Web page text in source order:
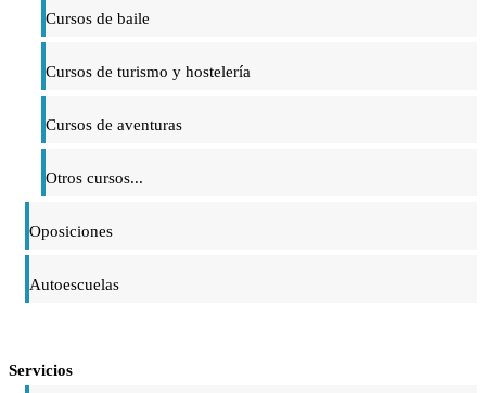
Cursos de baile
Cursos de turismo y hostelería
Cursos de aventuras
Otros cursos...
Oposiciones
Autoescuelas
Servicios